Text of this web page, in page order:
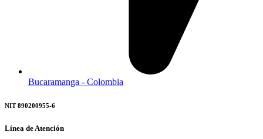
Bucaramanga - Colombia
NIT 890200955-6
Línea de Atención